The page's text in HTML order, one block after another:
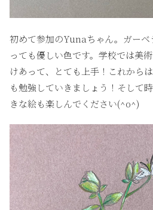
初めて参加のYunaちゃん。ガーベ
っても優しい色です。学校では美
けあって、とても上手！これから
も勉強していきましょう！そして
きな絵も楽しんでください(^o^)